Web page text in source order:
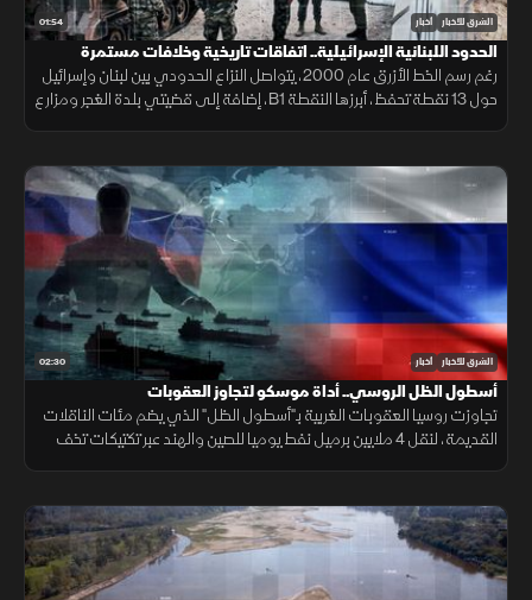
01:54 الشرق للأخبار أخبار
الحدود اللبنانية الإسرائيلية.. اتفاقات تاريخية وخلافات مستمرة
رغم رسم الخط الأزرق عام 2000، يتواصل النزاع الحدودي بين لبنان وإسرائيل
حول 13 نقطة تحفظ، أبرزها النقطة B1، إضافة إلى قضيتي بلدة الغجر ومزارع
02:30 الشرق للأخبار أخبار
أسطول الظل الروسي.. أداة موسكو لتجاوز العقوبات
تجاوزت روسيا العقوبات الغربية بـ"أسطول الظل" الذي يضم مئات الناقلات
القديمة، لنقل 4 ملايين برميل نفط يوميا للصين والهند عبر تكتيكات تخف